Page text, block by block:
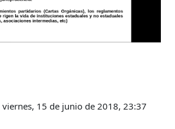
Vídeo
15 de junio de 2018, 23:37